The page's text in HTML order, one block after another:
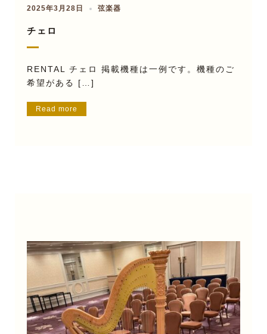
2025年3月28日 弦楽器
チェロ
RENTAL チェロ 掲載機種は一例です。機種のご
希望がある […]
Read more